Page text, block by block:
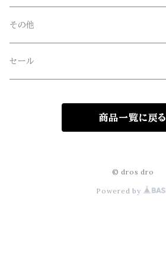
Four Seasons Garage(FSG)
freewaters(フリーウォータース)
GLOMA NAUTICA(グローマノーティカ)
その他
セール
商品一覧に戻る
© dros dro
Powered by